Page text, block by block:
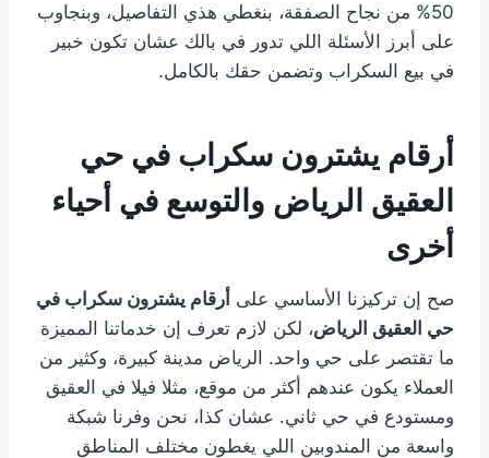
50% من نجاح الصفقة، بنغطي هذي التفاصيل، وبنجاوب
على أبرز الأسئلة اللي تدور في بالك عشان تكون خبير
في بيع السكراب وتضمن حقك بالكامل.
أرقام يشترون سكراب في حي
العقيق الرياض والتوسع في أحياء
أخرى
صح إن تركيزنا الأساسي على أرقام يشترون سكراب في
حي العقيق الرياض، لكن لازم تعرف إن خدماتنا المميزة
ما تقتصر على حي واحد. الرياض مدينة كبيرة، وكثير من
العملاء يكون عندهم أكثر من موقع، مثلا فيلا في العقيق
ومستودع في حي ثاني. عشان كذا، نحن وفرنا شبكة
واسعة من المندوبين اللي يغطون مختلف المناطق